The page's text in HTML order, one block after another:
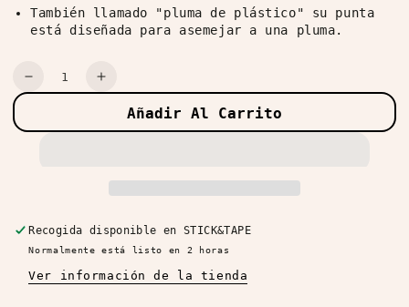
También llamado "pluma de plástico" su punta
está diseñada para asemejar a una pluma.
Cantidad
Reducir
Aumentar
paraAñadir Al Carrito
Recogida disponible enSTICK&TAPE
Normalmente está listo en 2 horas
Ver información de la tienda